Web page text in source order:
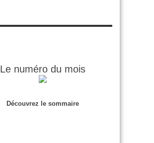
Le numéro du mois
Découvrez le sommaire